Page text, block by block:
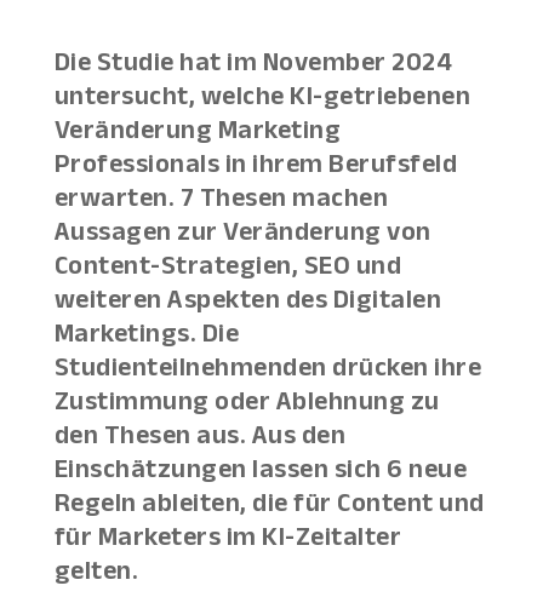
Die Studie hat im November 2024
untersucht, welche KI-getriebenen
Veränderung Marketing
Professionals in ihrem Berufsfeld
erwarten. 7 Thesen machen
Aussagen zur Veränderung von
Content-Strategien, SEO und
weiteren Aspekten des Digitalen
Marketings. Die
Studienteilnehmenden drücken ihre
Zustimmung oder Ablehnung zu
den Thesen aus. Aus den
Einschätzungen lassen sich 6 neue
Regeln ableiten, die für Content und
für Marketers im KI-Zeitalter
gelten.